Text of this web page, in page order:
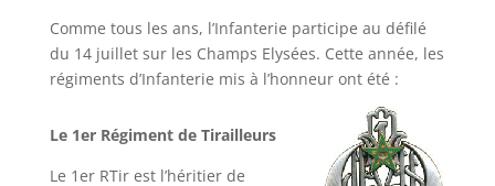
Comme tous les ans, l’Infanterie participe au défilé
du 14 juillet sur les Champs Elysées. Cette année, les
régiments d’Infanterie mis à l’honneur ont été :
Le 1er Régiment de Tirailleurs
Le 1er RTir est l’héritier de